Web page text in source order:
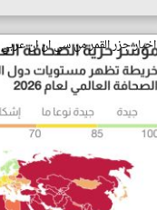
اخبار جزر القمر من سي ان ان عربي